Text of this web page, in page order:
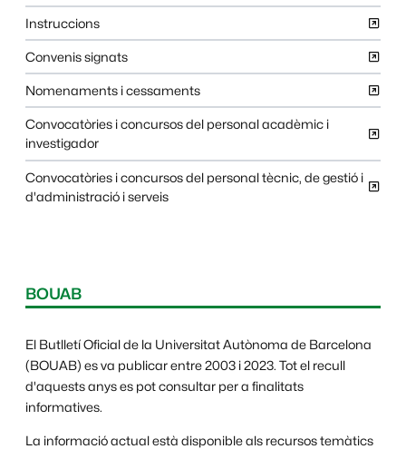
Instruccions
Convenis signats
Nomenaments i cessaments
Convocatòries i concursos del personal acadèmic i
investigador
Convocatòries i concursos del personal tècnic, de gestió i
d'administració i serveis
BOUAB
El Butlletí Oficial de la Universitat Autònoma de Barcelona
(BOUAB) es va publicar entre 2003 i 2023. Tot el recull
d'aquests anys es pot consultar per a finalitats
informatives.
La informació actual està disponible als recursos temàtics